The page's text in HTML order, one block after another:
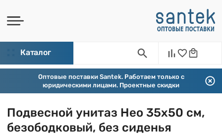
Каталог
Оптовые поставки Santek. Работаем только с
юридическими лицами. Проектные скидки
Подвесной унитаз Нео 35х50 см,
безободковый, без сиденья